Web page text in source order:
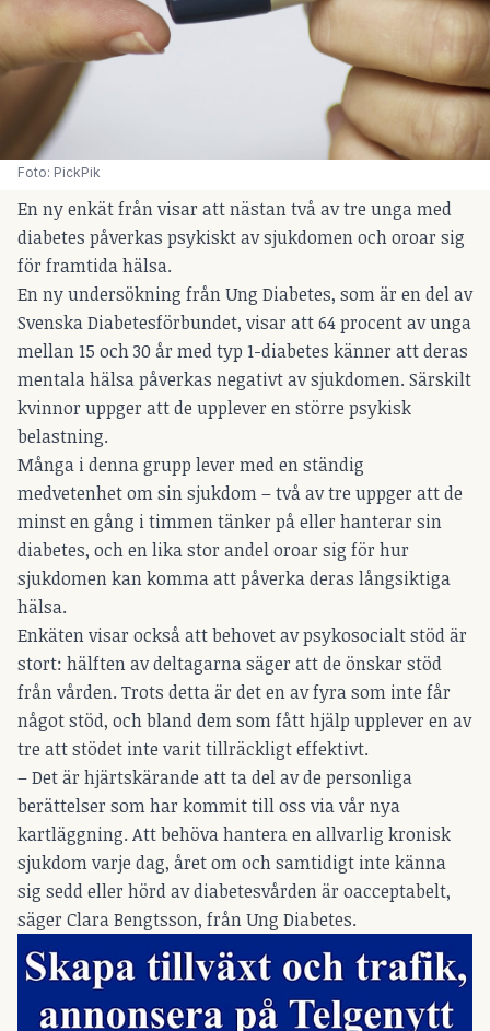
Foto: PickPik
En ny enkät från visar att nästan två av tre unga med
diabetes påverkas psykiskt av sjukdomen och oroar sig
för framtida hälsa.
En ny undersökning från Ung Diabetes, som är en del av
Svenska Diabetesförbundet, visar att 64 procent av unga
mellan 15 och 30 år med typ 1-diabetes känner att deras
mentala hälsa påverkas negativt av sjukdomen. Särskilt
kvinnor uppger att de upplever en större psykisk
belastning.
Många i denna grupp lever med en ständig
medvetenhet om sin sjukdom – två av tre uppger att de
minst en gång i timmen tänker på eller hanterar sin
diabetes, och en lika stor andel oroar sig för hur
sjukdomen kan komma att påverka deras långsiktiga
hälsa.
Enkäten visar också att behovet av psykosocialt stöd är
stort: hälften av deltagarna säger att de önskar stöd
från vården. Trots detta är det en av fyra som inte får
något stöd, och bland dem som fått hjälp upplever en av
tre att stödet inte varit tillräckligt effektivt.
– Det är hjärtskärande att ta del av de personliga
berättelser som har kommit till oss via vår nya
kartläggning. Att behöva hantera en allvarlig kronisk
sjukdom varje dag, året om och samtidigt inte känna
sig sedd eller hörd av diabetesvården är oacceptabelt,
säger Clara Bengtsson, frånUng Diabetes.